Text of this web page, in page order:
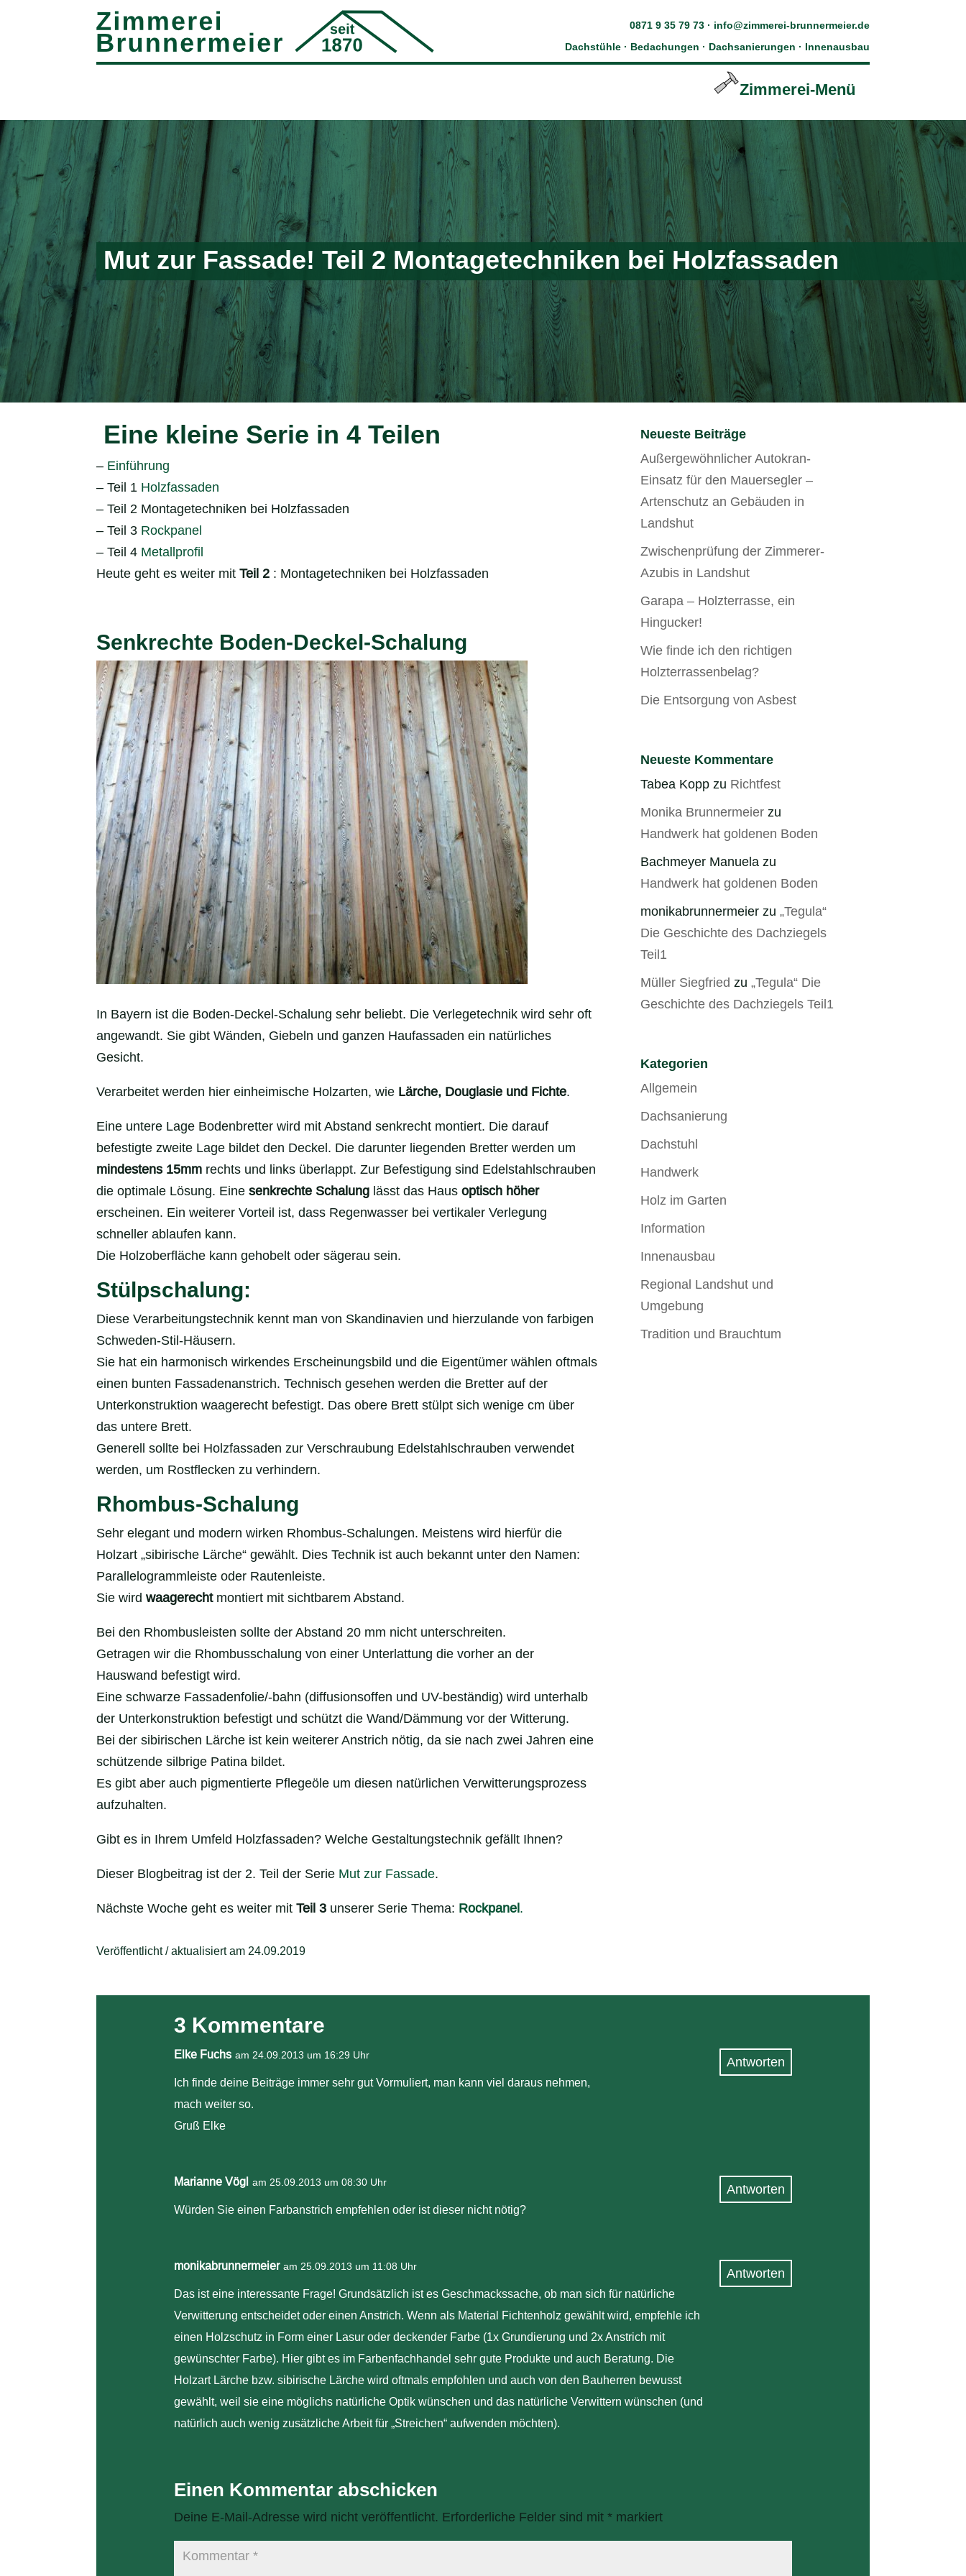
0871 9 35 79 73· info@zimmerei-brunnermeier.de
Dachstühle · Bedachungen · Dachsanierungen · Innenausbau
Zimmerei-Menü
Mut zur Fassade! Teil 2 Montagetechniken bei Holzfassaden
Eine kleine Serie in 4 Teilen
– Einführung
– Teil 1 Holzfassaden
– Teil 2 Montagetechniken bei Holzfassaden
– Teil 3 Rockpanel
– Teil 4 Metallprofil
Heute geht es weiter mitTeil 2 : Montagetechniken bei Holzfassaden
Senkrechte Boden-Deckel-Schalung
In Bayern ist die Boden-Deckel-Schalung sehr beliebt. Die Verlegetechnik wird sehr oft
angewandt. Sie gibt Wänden, Giebeln und ganzen Haufassaden ein natürliches
Gesicht.
Verarbeitet werden hier einheimische Holzarten, wie Lärche, Douglasie und Fichte.
Eine untere Lage Bodenbretter wird mit Abstand senkrecht montiert. Die darauf
befestigte zweite Lage bildet den Deckel. Die darunter liegenden Bretter werden um
mindestens 15mm rechts und links überlappt. Zur Befestigung sind Edelstahlschrauben
die optimale Lösung. Einesenkrechte Schalung lässt das Haus optisch höher
erscheinen. Ein weiterer Vorteil ist, dass Regenwasser bei vertikaler Verlegung
schneller ablaufen kann.
Die Holzoberfläche kann gehobelt oder sägerau sein.
Stülpschalung:
Diese Verarbeitungstechnik kennt man von Skandinavien und hierzulande von farbigen
Schweden-Stil-Häusern.
Sie hat ein harmonisch wirkendes Erscheinungsbild und die Eigentümer wählen oftmals
einen bunten Fassadenanstrich. Technisch gesehen werden die Bretter auf der
Unterkonstruktion waagerecht befestigt. Das obere Brett stülpt sich wenige cm über
das untere Brett.
Generell sollte bei Holzfassaden zur Verschraubung Edelstahlschrauben verwendet
werden, um Rostflecken zu verhindern.
Rhombus-Schalung
Sehr elegant und modern wirken Rhombus-Schalungen. Meistens wird hierfür die
Holzart „sibirische Lärche“ gewählt. Dies Technik ist auch bekannt unter den Namen:
Parallelogrammleiste oder Rautenleiste.
Sie wirdwaagerechtmontiert mit sichtbarem Abstand.
Bei den Rhombusleisten sollte der Abstand 20 mm nicht unterschreiten.
Getragen wir die Rhombusschalung von einer Unterlattung die vorher an der
Hauswand befestigt wird.
Eine schwarze Fassadenfolie/-bahn (diffusionsoffen und UV-beständig) wird unterhalb
der Unterkonstruktion befestigt und schützt die Wand/Dämmung vor der Witterung.
Bei der sibirischen Lärche ist kein weiterer Anstrich nötig, da sie nach zwei Jahren eine
schützende silbrige Patina bildet.
Es gibt aber auch pigmentierte Pflegeöle um diesen natürlichen Verwitterungsprozess
aufzuhalten.
Gibt es in Ihrem Umfeld Holzfassaden? Welche Gestaltungstechnik gefällt Ihnen?
Dieser Blogbeitrag ist der 2. Teil der Serie Mut zur Fassade.
Nächste Woche geht es weiter mitTeil 3 unserer Serie Thema: Rockpanel.
Veröffentlicht / aktualisiert am 24.09.2019
Neueste Beiträge
Außergewöhnlicher Autokran-
Einsatz für den Mauersegler –
Artenschutz an Gebäuden in
Landshut
Zwischenprüfung der Zimmerer-
Azubis in Landshut
Garapa – Holzterrasse, ein
Hingucker!
Wie finde ich den richtigen
Holzterrassenbelag?
Die Entsorgung von Asbest
Neueste Kommentare
Tabea Koppzu Richtfest
Monika Brunnermeierzu
Handwerk hat goldenen Boden
Bachmeyer Manuelazu
Handwerk hat goldenen Boden
monikabrunnermeierzu „Tegula“
Die Geschichte des Dachziegels
Teil1
Müller Siegfried zu „Tegula“ Die
Geschichte des Dachziegels Teil1
Kategorien
Allgemein
Dachsanierung
Dachstuhl
Handwerk
Holz im Garten
Information
Innenausbau
Regional Landshut und
Umgebung
Tradition und Brauchtum
3 Kommentare
Elke Fuchs am 24.09.2013 um 16:29 Uhr
Ich finde deine Beiträge immer sehr gut Vormuliert, man kann viel daraus nehmen,
mach weiter so.
Gruß Elke
Antworten
Marianne Vögl am 25.09.2013 um 08:30 Uhr
Würden Sie einen Farbanstrich empfehlen oder ist dieser nicht nötig?
Antworten
monikabrunnermeier am 25.09.2013 um 11:08 Uhr
Das ist eine interessante Frage! Grundsätzlich ist es Geschmackssache, ob man sich für natürliche
Verwitterung entscheidet oder einen Anstrich. Wenn als Material Fichtenholz gewählt wird, empfehle ich
einen Holzschutz in Form einer Lasur oder deckender Farbe (1x Grundierung und 2x Anstrich mit
gewünschter Farbe). Hier gibt es im Farbenfachhandel sehr gute Produkte und auch Beratung. Die
Holzart Lärche bzw. sibirische Lärche wird oftmals empfohlen und auch von den Bauherren bewusst
gewählt, weil sie eine möglichs natürliche Optik wünschen und das natürliche Verwittern wünschen (und
natürlich auch wenig zusätzliche Arbeit für „Streichen“ aufwenden möchten).
Antworten
Einen Kommentar abschicken
Deine E-Mail-Adresse wird nicht veröffentlicht. Erforderliche Felder sind mit *markiert